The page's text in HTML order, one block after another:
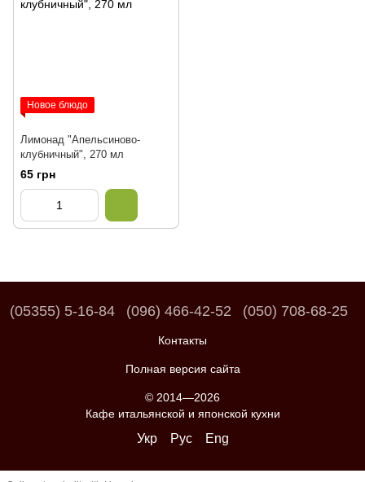
Новое блюдо
Лимонад "Апельсиново-
клубничный", 270 мл
65 грн
(05355) 5-16-84 (096) 466-42-52 (050) 708-68-25
Контакты
Полная версия сайта
© 2014—2026
Кафе итальянской и японской кухни
Укр Рус Eng